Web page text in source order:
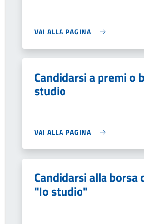
VAI ALLA PAGINA
Candidarsi a premi o
studio
VAI ALLA PAGINA
Candidarsi alla borsa
"Io studio"